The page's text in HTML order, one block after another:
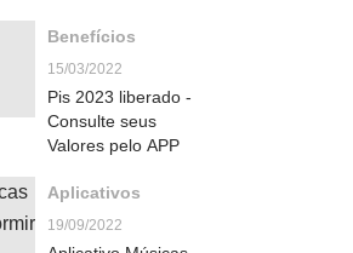
Benefícios
15/03/2022
Pis 2023 liberado -
Consulte seus
Valores pelo APP
Aplicativos
19/09/2022